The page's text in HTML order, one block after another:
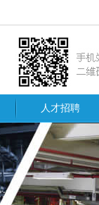
人才招聘